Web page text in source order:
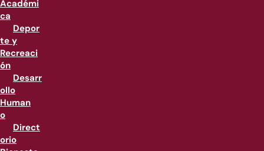
Académi
ca
Depor
te y
Recreaci
ón
Desarr
ollo
Human
o
Direct
orio